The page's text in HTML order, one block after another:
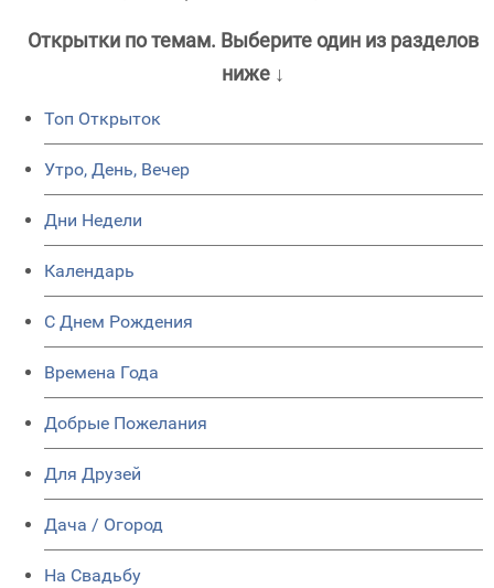
Открытки по темам. Выберите один из разделов
ниже ↓
Топ Открыток
Утро, День, Вечер
Дни Недели
Календарь
C Днем Рождения
Времена Года
Добрые Пожелания
Для Друзей
Дача / Огород
На Свадьбу